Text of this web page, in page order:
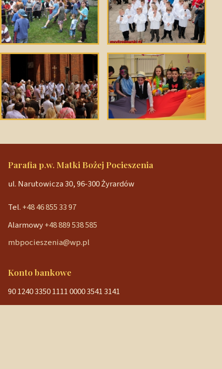
Parafia p.w. Matki Bożej Pocieszenia
ul. Narutowicza 30, 96-300 Żyrardów
Tel. +48 46 855 33 97
Alarmowy+48 889 538 585
mbpocieszenia@wp.pl
Konto bankowe
90 1240 3350 1111 0000 3541 3141